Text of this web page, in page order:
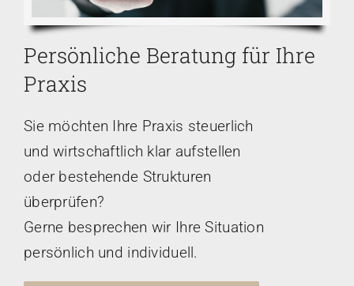
Persönliche Beratung für Ihre
Praxis
Sie möchten Ihre Praxis steuerlich
und wirtschaftlich klar aufstellen
oder bestehende Strukturen
überprüfen?
Gerne besprechen wir Ihre Situation
persönlich und individuell.